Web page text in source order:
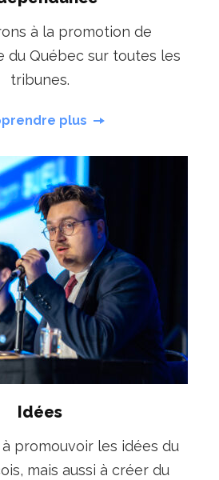
à la promotion de
du Québec sur toutes les
tribunes.
plus
Idées
promouvoir les idées du
mais aussi à créer du